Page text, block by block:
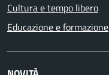
Cultura e tempo libero
Educazione e formazione